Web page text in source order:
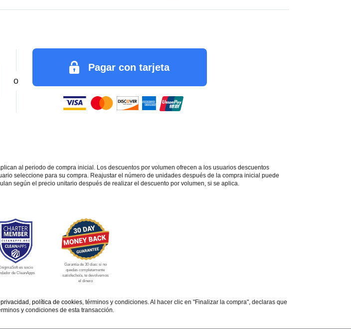
o
Pagar con tarjeta
al periodo de compra inicial. Los descuentos por volumen ofrecen a los usuarios descuentos
seleccione para su compra. Reajustar el número de unidades después de la compra inicial puede
según el precio unitario después de realizar el descuento por volumen, si se aplica.
es socio
de CleanApps
Garantía de 30 días: si no
quedas completamente
satisfecho/a, te devolvemos
el dinero
, política de cookies, términos y condiciones. Al hacer clic en "Finalizar la compra", declaras que
y condiciones de esta transacción.